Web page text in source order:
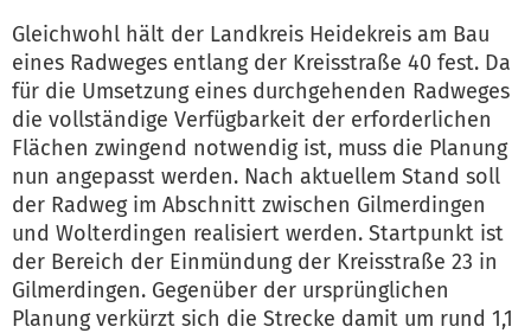
Gleichwohl hält der Landkreis Heidekreis am Bau
eines Radweges entlang der Kreisstraße 40 fest. Da
für die Umsetzung eines durchgehenden Radweges
die vollständige Verfügbarkeit der erforderlichen
Flächen zwingend notwendig ist, muss die Planung
nun angepasst werden. Nach aktuellem Stand soll
der Radweg im Abschnitt zwischen Gilmerdingen
und Wolterdingen realisiert werden. Startpunkt ist
der Bereich der Einmündung der Kreisstraße 23 in
Gilmerdingen. Gegenüber der ursprünglichen
Planung verkürzt sich die Strecke damit um rund 1,1